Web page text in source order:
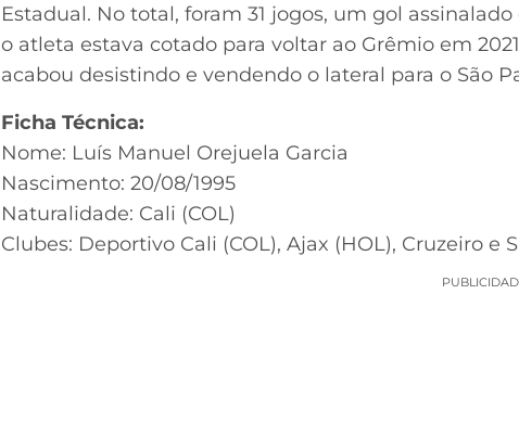
Estadual. No total, foram 31 jogos, um gol
o atleta estava cotado para voltar ao Grêmio em
acabou desistindo e vendendo o lateral para o São
Ficha Técnica:
Nome: Luís Manuel Orejuela Garcia
Nascimento: 20/08/1995
Naturalidade: Cali (COL)
Clubes: Deportivo Cali (COL), Ajax (HOL), Cruzeiro e